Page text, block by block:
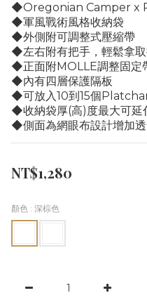
◆Oregonian Camper x
◆軍風戰術風格收納袋
◆外側附可調整式壓縮帶
◆左右附有把手，輕鬆拿
◆正面附MOLLE調整固定
◆內有四層保護隔板
◆可放入10到15個
◆收納袋厚(高)度最大可延
◆側面為網眼布設計增加
NT$1,280
顏色 : 深棕色